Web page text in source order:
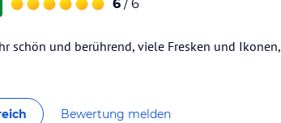
6 / 6
schön und berührend, viele Fresken und
Bewertung melden